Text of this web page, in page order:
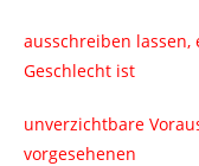
ausschreiben lassen,
Geschlecht ist
unverzichtbare
vorgesehenen